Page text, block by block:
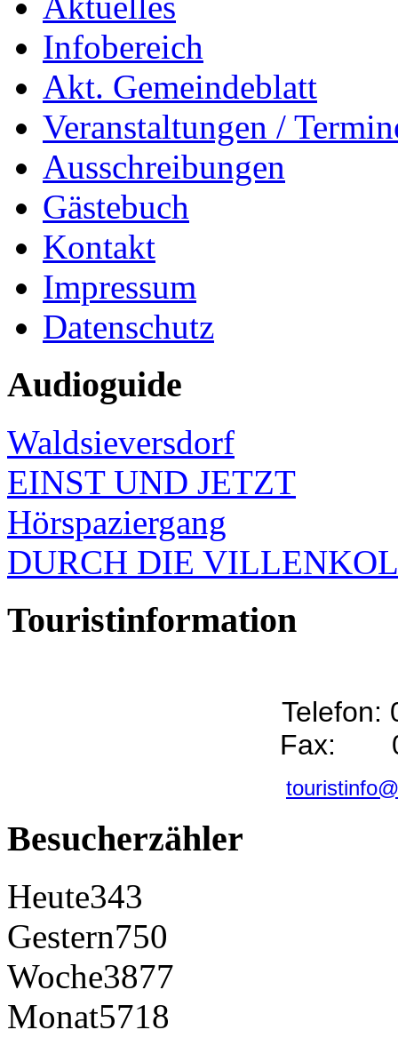
Infobereich
Akt. Gemeindeblatt
Veranstaltungen /
Ausschreibungen
Gästebuch
Kontakt
Impressum
Datenschutz
Audioguide
Waldsieversdorf
EINST UND JETZT
Hörspaziergang
DURCH DIE
Touristinformation
Telefon:
Fax:
Besucherzähler
Heute343
Gestern750
Woche3877
Monat5718